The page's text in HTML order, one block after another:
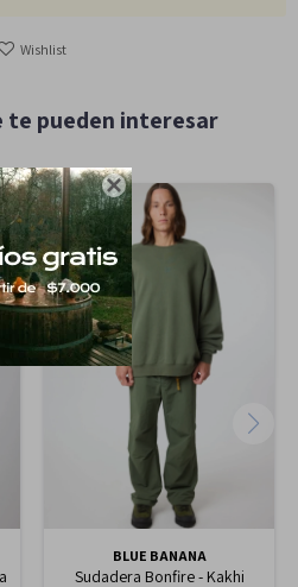

te pueden interesar
BLUE BANANA
Sudadera Bonfire - Kakhi